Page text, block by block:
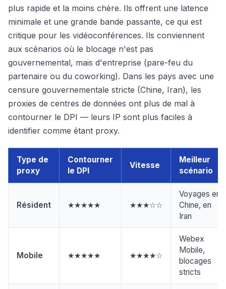
plus rapide et la moins chère. Ils offrent une latence
minimale et une grande bande passante, ce qui est
critique pour les vidéoconférences. Ils conviennent
aux scénarios où le blocage n'est pas
gouvernemental, mais d'entreprise (pare-feu du
partenaire ou du coworking). Dans les pays avec une
censure gouvernementale stricte (Chine, Iran), les
proxies de centres de données ont plus de mal à
contourner le DPI — leurs IP sont plus faciles à
identifier comme étant proxy.
Type de
proxy
Contourner
le DPI
Vitesse
Meilleur
scénario
Résident ★★★★★ ★★★☆☆
Voyages en
Chine, en
Iran
Mobile ★★★★★ ★★★★☆
Webex
Mobile,
blocages
stricts